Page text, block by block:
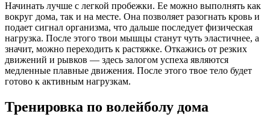
Начинать лучше с легкой пробежки. Ее можно выполнять как
вокруг дома, так и на месте. Она позволяет разогнать кровь и
подает сигнал организма, что дальше последует физическая
нагрузка. После этого твои мышцы станут чуть эластичнее, а
значит, можно переходить к растяжке. Откажись от резких
движений и рывков — здесь залогом успеха являются
медленные плавные движения. После этого твое тело будет
готово к активным нагрузкам.
Тренировка по волейболу дома